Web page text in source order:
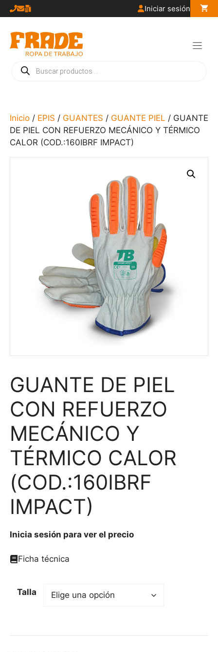
Saltar
al
contenido
Iniciar sesión
Búsqueda
de
Inicio / EPIS / GUANTES / GUANTE PIEL / GUANTE
DE PIEL CON REFUERZO MECÁNICO Y TÉRMICO
CALOR (COD.:160IBRF IMPACT)
GUANTE DE PIEL
CON REFUERZO
MECÁNICO Y
TÉRMICO CALOR
(COD.:160IBRF
IMPACT)
Inicia sesión para ver el precio
Ficha técnica
Talla